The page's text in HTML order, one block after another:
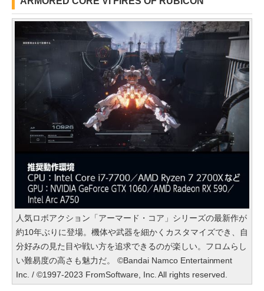
人気ロボアクション「アーマード・コア」シリーズの最新作が
約10年ぶりに登場。機体や武器を細かくカスタマイズでき、自
分好みの見た目や戦い方を追求できるのが楽しい。フロムらし
い難易度の高さも魅力だ。 ©Bandai Namco Entertainment
Inc. / ©1997-2023 FromSoftware, Inc. All rights reserved.